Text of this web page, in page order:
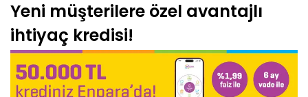
Yeni müşterilere özel avantajlı
ihtiyaç kredisi!